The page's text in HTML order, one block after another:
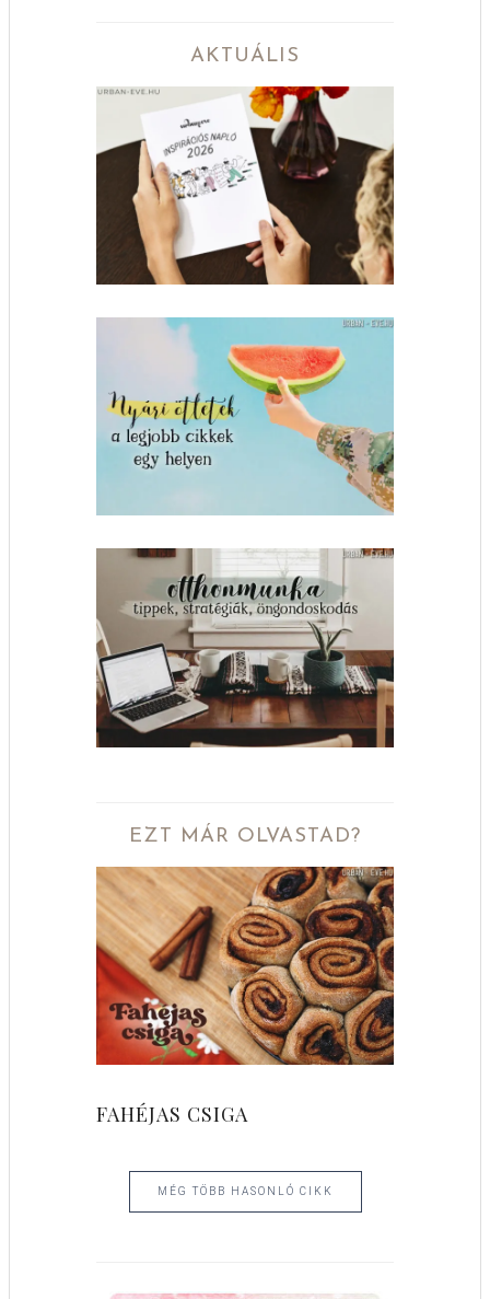
AKTUÁLIS
EZT MÁR OLVASTAD?
FAHÉJAS CSIGA
MÉG TÖBB HASONLÓ CIKK